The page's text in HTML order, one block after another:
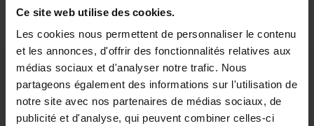
Ce site web utilise des cookies.
Les cookies nous permettent de personnaliser le contenu
et les annonces, d'offrir des fonctionnalités relatives aux
médias sociaux et d'analyser notre trafic. Nous
partageons également des informations sur l'utilisation de
notre site avec nos partenaires de médias sociaux, de
publicité et d'analyse, qui peuvent combiner celles-ci
Modificação para a época atual e sujeito a disponibilidade
AS NOSSAS FÓRMULAS QUE SE
ADAPTAM AO QUE DESEJA